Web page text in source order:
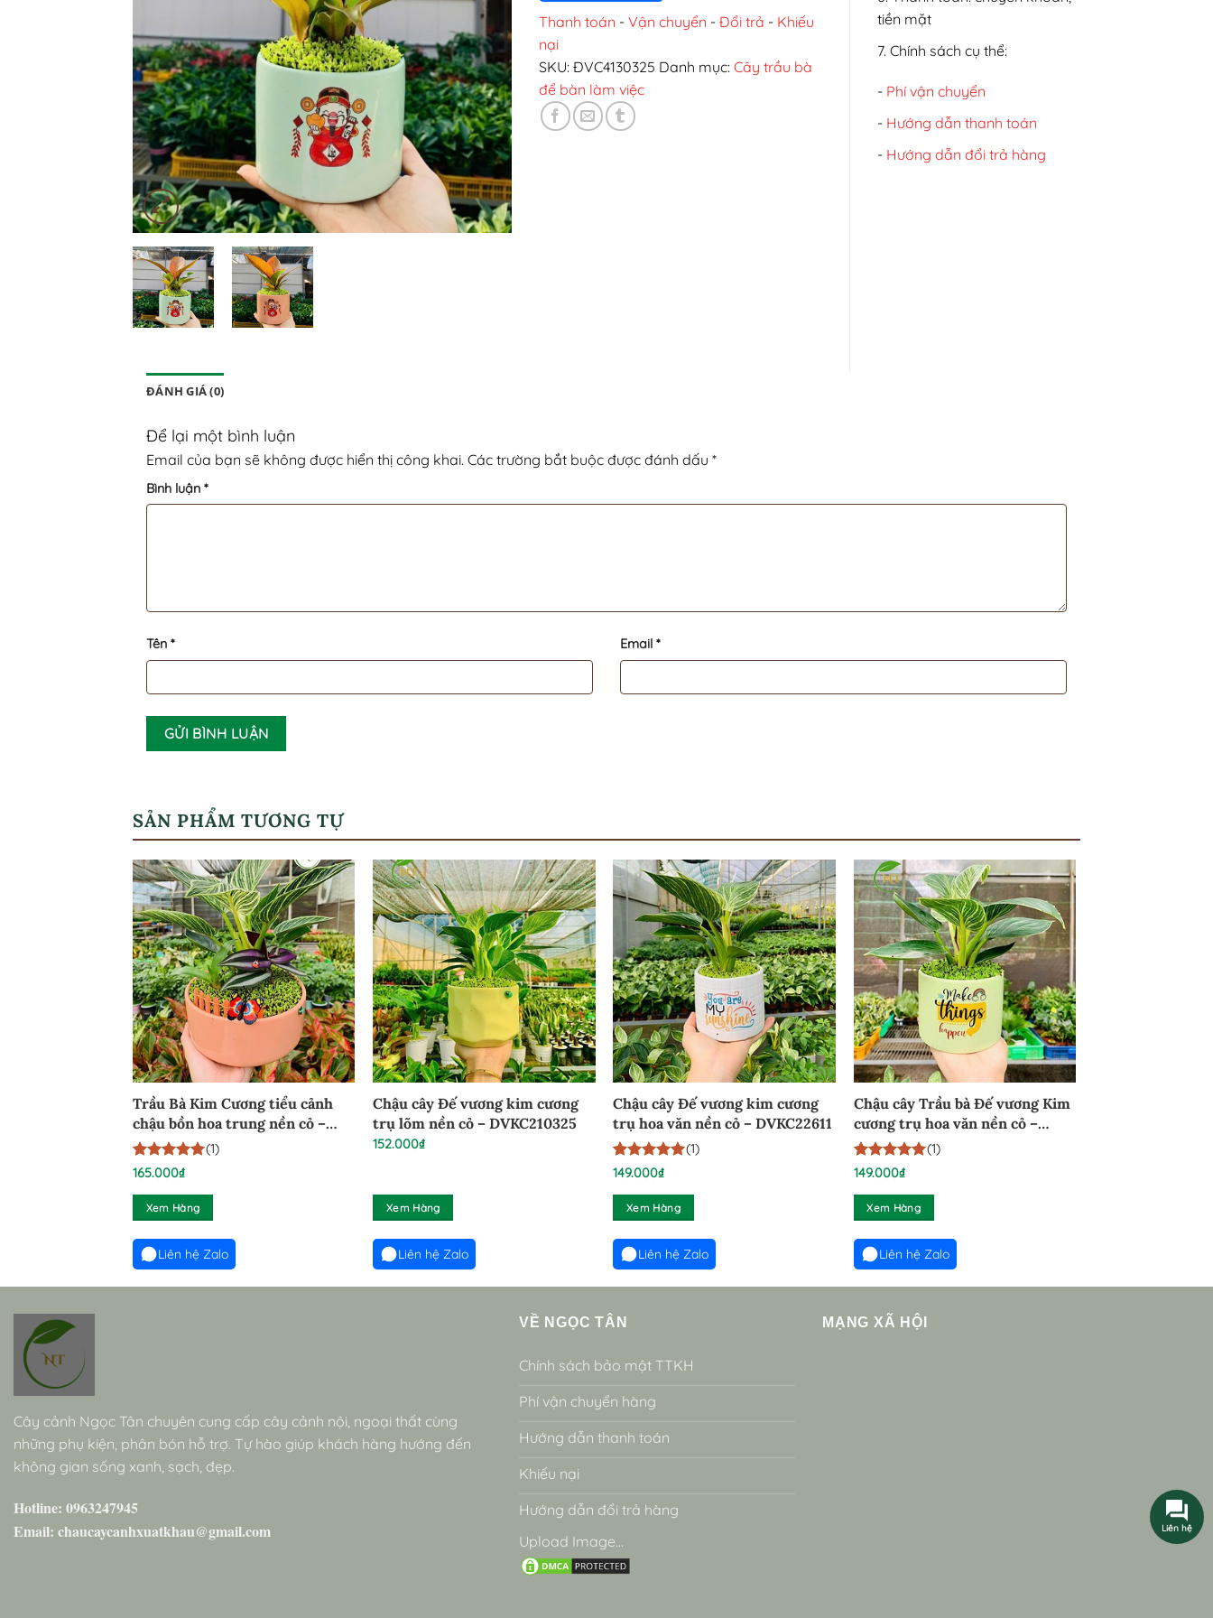
Thanh toán - Vận chuyển - Đổi trả - Khiếu
nại
SKU: ĐVC4130325 Danh mục: Cây trầu bà
để bàn làm việc
tiền mặt
7. Chính sách cụ thể:
- Phí vận chuyển
- Hướng dẫn thanh toán
- Hướng dẫn đổi trả hàng
ĐÁNH GIÁ (0)
Để lại một bình luận
Email của bạn sẽ không được hiển thị công khai. Các trường bắt buộc được đánh dấu *
Bình luận *
Tên * Email *
SẢN PHẨM TƯƠNG TỰ
Trầu Bà Kim Cương tiểu cảnh
chậu bồn hoa trung nền cỏ –
TBKCCBHT100824
5trên 5
1
đánh giá
(1)
165.000₫
Xem Hàng
Liên hệ Zalo
Chậu cây Đế vương kim cương
trụ lõm nền cỏ – DVKC210325
152.000₫
Xem Hàng
Liên hệ Zalo
Chậu cây Đế vương kim cương
trụ hoa văn nền cỏ – DVKC22611
5trên 5
1
đánh giá
(1)
149.000₫
Xem Hàng
Liên hệ Zalo
Chậu cây Trầu bà Đế vương Kim
cương trụ hoa văn nền cỏ –
DVKC191224
5trên 5
1
đánh giá
(1)
149.000₫
Xem Hàng
Liên hệ Zalo
Cây cảnh Ngọc Tân chuyên cung cấp cây cảnh nội, ngoại thất cùng
những phụ kiện, phân bón hỗ trợ. Tự hào giúp khách hàng hướng đến
không gian sống xanh, sạch, đẹp.
Hotline: 0963247945
Email: chaucaycanhxuatkhau@gmail.com
VỀ NGỌC TÂN
Chính sách bảo mật TTKH
Phí vận chuyển hàng
Hướng dẫn thanh toán
Khiếu nại
Hướng dẫn đổi trả hàng
Upload Image...
MẠNG XÃ HỘI
Liên hệ